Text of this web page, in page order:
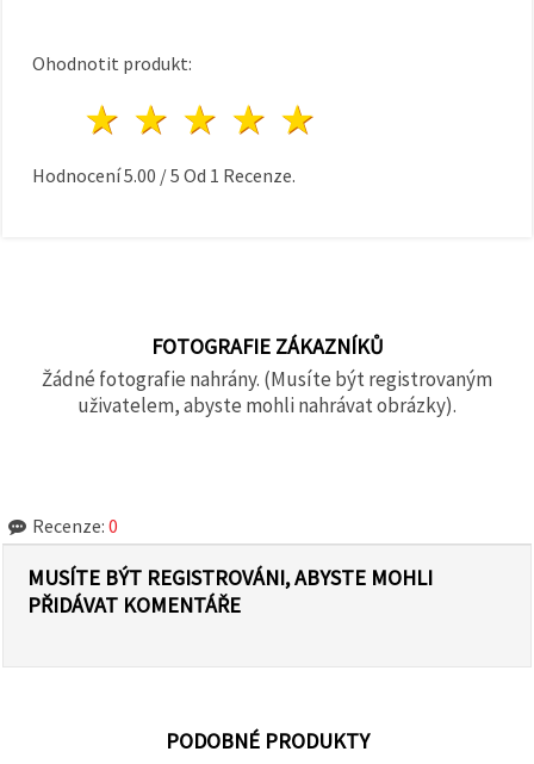
Ohodnotit produkt:
4 hvězdy
3 hvězdy
2 hvězdy
1 hvězda
Hodnocení5.00 /5 Od 1 Recenze.
FOTOGRAFIE ZÁKAZNÍKŮ
Žádné fotografie nahrány. (Musíte být registrovaným
uživatelem, abyste mohli nahrávat obrázky).
Recenze: 0
MUSÍTE BÝT REGISTROVÁNI, ABYSTE MOHLI
PŘIDÁVAT KOMENTÁŘE
PODOBNÉ PRODUKTY